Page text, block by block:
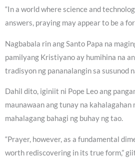
“In a world where science and
answers, praying may appear to be a
Nagbabala rin ang Santo Papa na
pamilyang Kristiyano ay humihina na
tradisyon ng pananalangin sa susunod
Dahil dito, iginiit ni Pope Leo ang
maunawaan ang tunay na kahalagahan
mahalagang bahagi ng buhay ng tao.
“Prayer, however, as a fundamental
worth rediscovering in its true form,”